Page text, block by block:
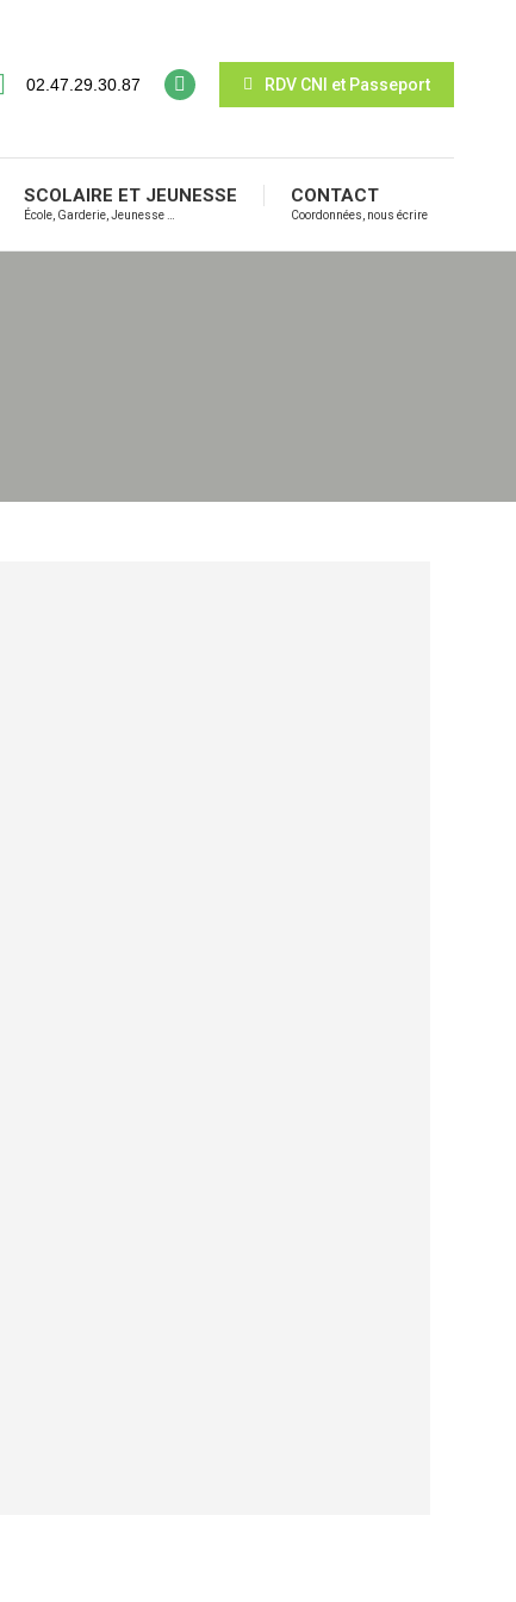
02.47.29.30.87 RDV CNI et Passeport
SCOLAIRE ET JEUNESSE
École, Garderie, Jeunesse …
CONTACT
Coordonnées, nous écrire